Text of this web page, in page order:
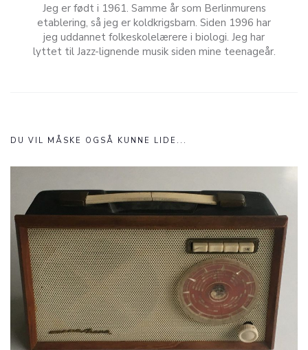
Jeg er født i 1961. Samme år som Berlinmurens
etablering, så jeg er koldkrigsbarn. Siden 1996 har
jeg uddannet folkeskolelærere i biologi. Jeg har
lyttet til Jazz-lignende musik siden mine teenageår.
DU VIL MÅSKE OGSÅ KUNNE LIDE...